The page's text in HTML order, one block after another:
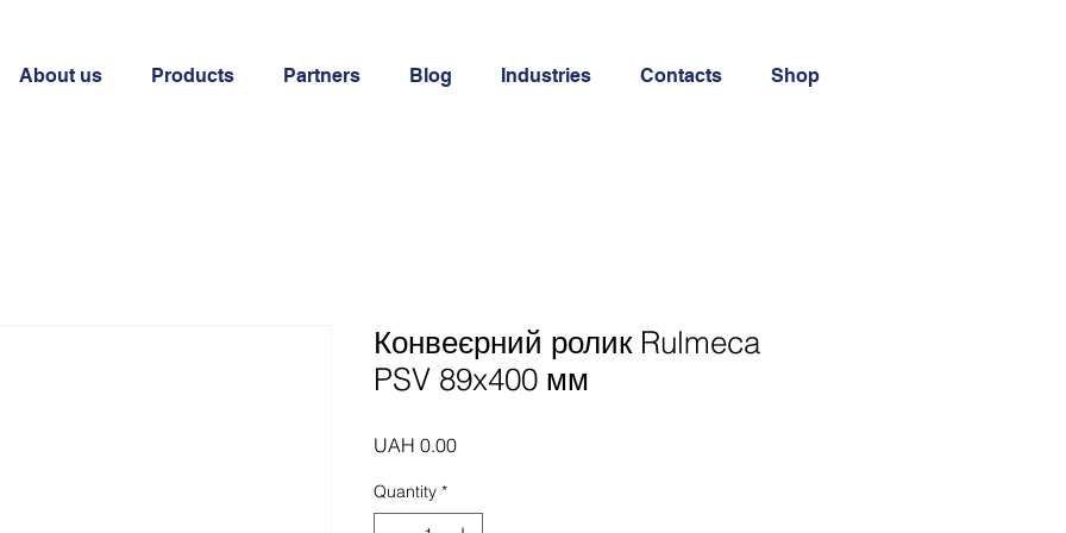
About us Products Partners Blog Industries Contacts Shop
Конвеєрний ролик Rulmeca
PSV 89x400 мм
UAH 0.00Price
Quantity *